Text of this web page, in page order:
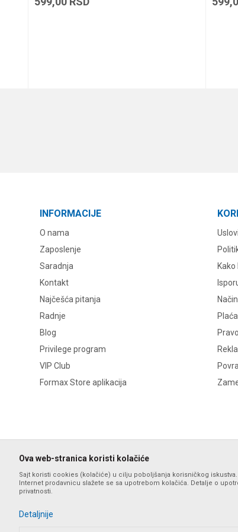
INFORMACIJE
O nama
Zaposlenje
Saradnja
Kontakt
Najčešća pitanja
Radnje
Blog
Privilege program
VIP Club
Formax Store aplikacija
Ova web-stranica koristi kolačiće
Sajt koristi cookies (kolačiće) u cilju poboljšanja korisničkog
Internet prodavnicu slažete se sa upotrebom kolačića. Detalje o
privatnosti.
Detaljnije